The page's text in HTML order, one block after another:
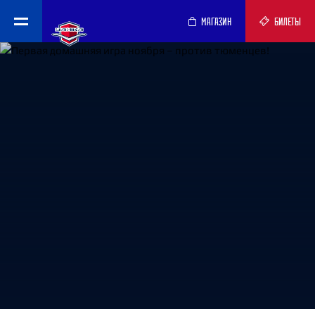
МАГАЗИН БИЛЕТЫ